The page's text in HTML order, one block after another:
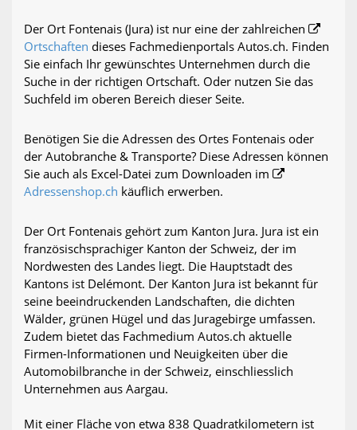
Der Ort Fontenais (Jura) ist nur eine der zahlreichen
Ortschaften dieses Fachmedienportals Autos.ch. Finden
Sie einfach Ihr gewünschtes Unternehmen durch die
Suche in der richtigen Ortschaft. Oder nutzen Sie das
Suchfeld im oberen Bereich dieser Seite.
Benötigen Sie die Adressen des Ortes Fontenais oder
der Autobranche & Transporte? Diese Adressen können
Sie auch als Excel-Datei zum Downloaden im
Adressenshop.ch käuflich erwerben.
Der Ort Fontenais gehört zum Kanton Jura. Jura ist ein
französischsprachiger Kanton der Schweiz, der im
Nordwesten des Landes liegt. Die Hauptstadt des
Kantons ist Delémont. Der Kanton Jura ist bekannt für
seine beeindruckenden Landschaften, die dichten
Wälder, grünen Hügel und das Juragebirge umfassen.
Zudem bietet das Fachmedium Autos.ch aktuelle
Firmen-Informationen und Neuigkeiten über die
Automobilbranche in der Schweiz, einschliesslich
Unternehmen aus Aargau.
Mit einer Fläche von etwa 838 Quadratkilometern ist